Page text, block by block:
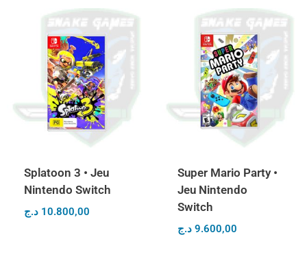
Splatoon 3 • Jeu
Nintendo Switch
10.800,00 د.ج
Super Mario Party •
Jeu Nintendo
Switch
9.600,00 د.ج